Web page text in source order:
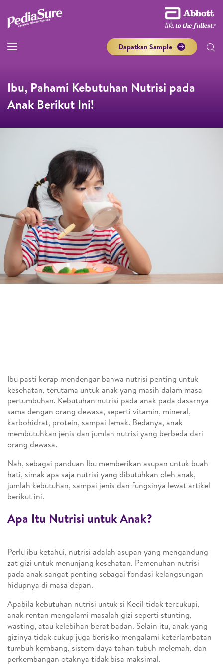
Dapatkan Sample
Ibu, Pahami Kebutuhan Nutrisi pada
Anak Berikut Ini!
Ibu pasti kerap mendengar bahwa nutrisi penting untuk
kesehatan, terutama untuk anak yang masih dalam masa
pertumbuhan. Kebutuhan nutrisi pada anak pada dasarnya
sama dengan orang dewasa, seperti vitamin, mineral,
karbohidrat, protein, sampai lemak. Bedanya, anak
membutuhkan jenis dan jumlah nutrisi yang berbeda dari
orang dewasa.
Nah, sebagai panduan Ibu memberikan asupan untuk buah
hati, simak apa saja nutrisi yang dibutuhkan oleh anak,
jumlah kebutuhan, sampai jenis dan fungsinya lewat artikel
berikut ini.
Apa Itu Nutrisi untuk Anak?
Perlu ibu ketahui, nutrisi adalah asupan yang mengandung
zat gizi untuk menunjang kesehatan. Pemenuhan nutrisi
pada anak sangat penting sebagai fondasi kelangsungan
hidupnya di masa depan.
Apabila kebutuhan nutrisi untuk si Kecil tidak tercukupi,
anak rentan mengalami masalah gizi seperti stunting,
wasting, atau kelebihan berat badan. Selain itu, anak yang
gizinya tidak cukup juga berisiko mengalami keterlambatan
tumbuh kembang, sistem daya tahan tubuh melemah, dan
perkembangan otaknya tidak bisa maksimal.